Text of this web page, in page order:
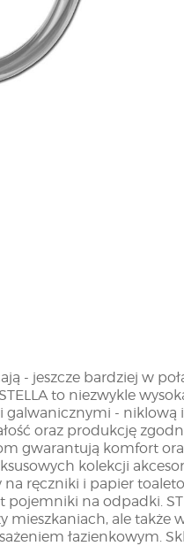
- jeszcze bardziej w
to niezwykle
- niklową
oraz produkcję
gwarantują komfort
kolekcji
ręczniki i papier
pojemniki na odpadki.
mieszkaniach, ale także
łazienkowym.